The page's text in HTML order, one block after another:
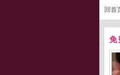
回首
免